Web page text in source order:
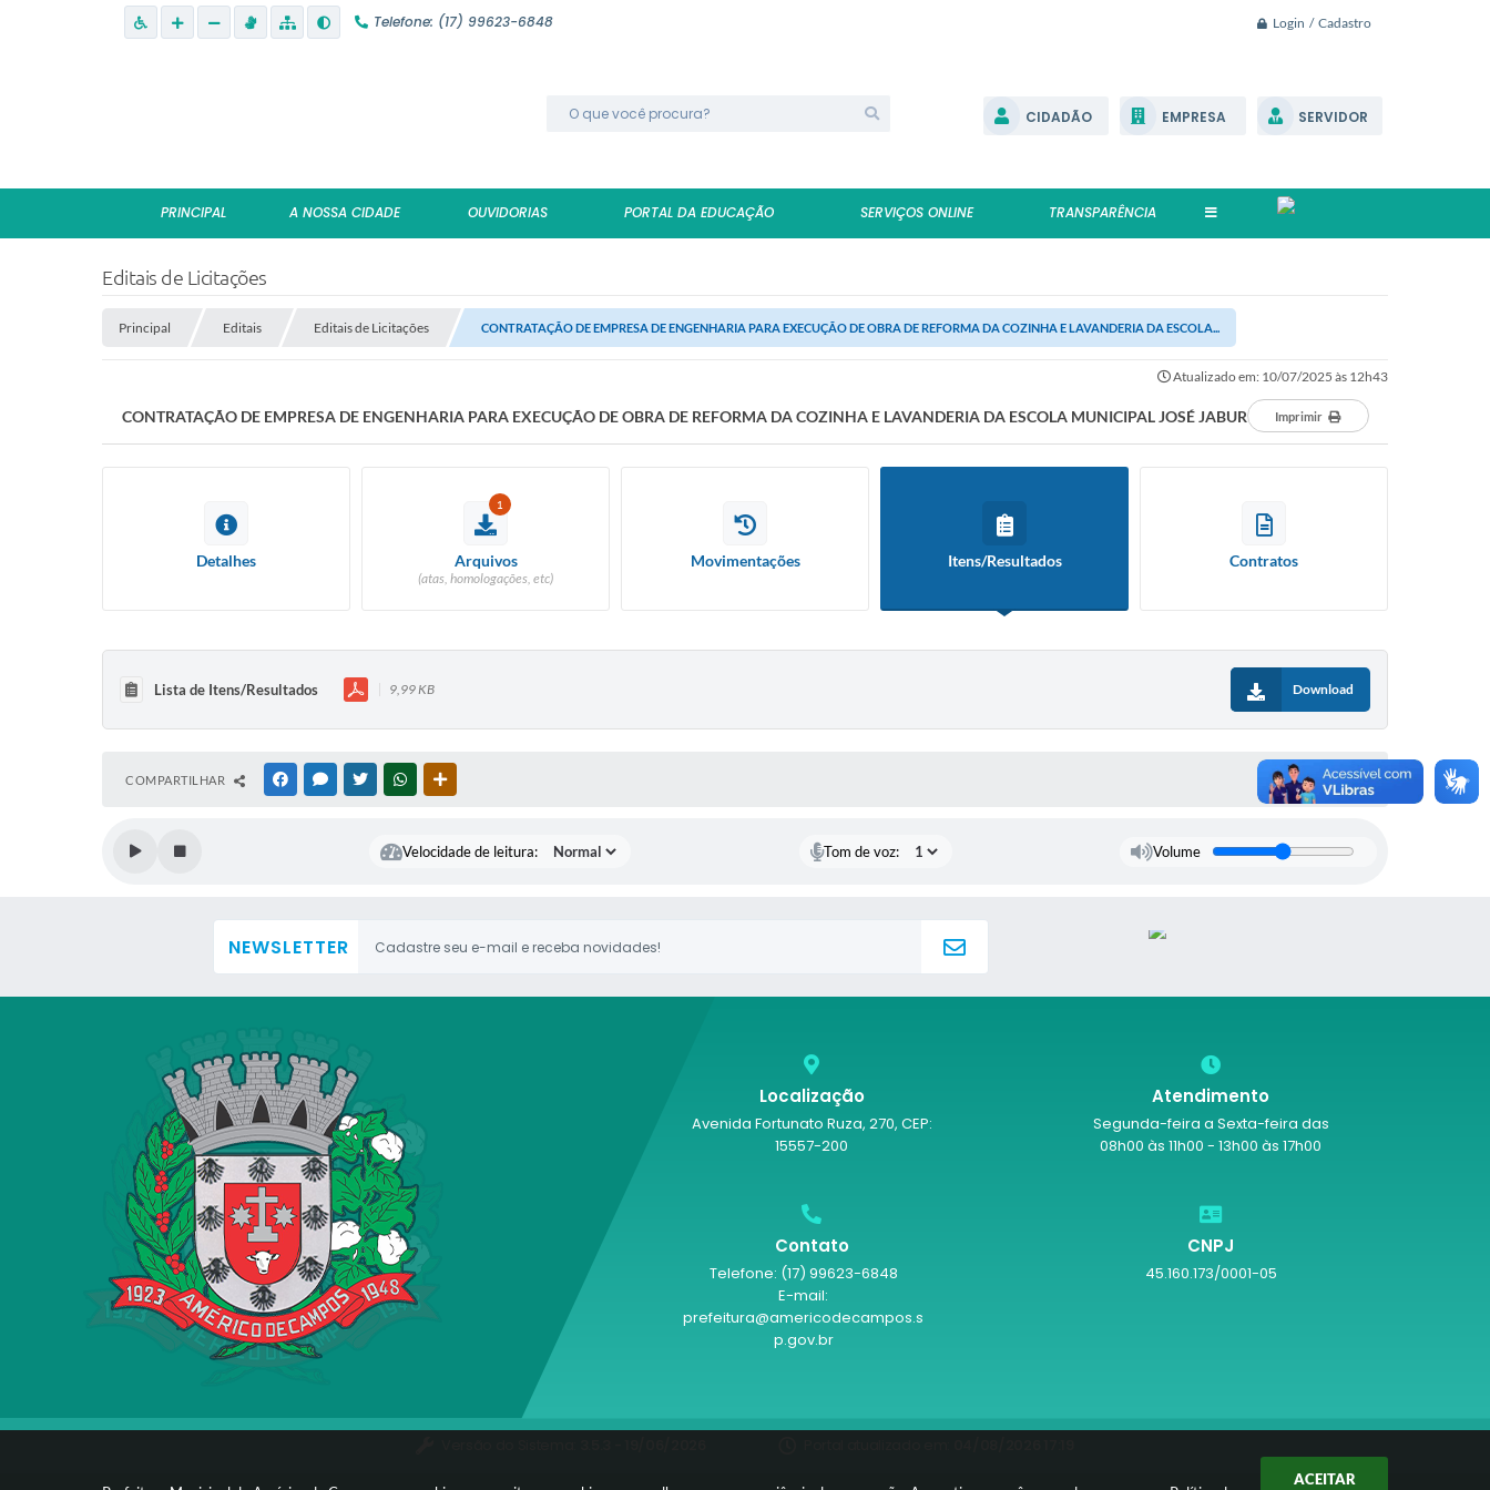
ACEITAR
Login / Cadastro
Telefone: (17) 99623-6848
CIDADÃO EMPRESA SERVIDOR
PRINCIPAL A NOSSA CIDADE OUVIDORIAS PORTAL DA EDUCAÇÃO SERVIÇOS ONLINE TRANSPARÊNCIA
Editais de Licitações
Principal Editais Editais de Licitações CONTRATAÇÃO DE EMPRESA DE ENGENHARIA PARA EXECUÇÃO DE OBRA DE REFORMA DA COZINHA E LAVANDERIA DA ESCOLA...
Atualizado em: 10/07/2025 às 12h43
CONTRATAÇÃO DE EMPRESA DE ENGENHARIA PARA EXECUÇÃO DE OBRA DE REFORMA DA COZINHA E LAVANDERIA DA ESCOLA MUNICIPAL JOSÉ JABUR Imprimir
Detalhes
1
Arquivos
(atas, homologações, etc)
Movimentações Itens/Resultados Contratos
Lista de Itens/Resultados 9,99 KB Download
COMPARTILHAR FACEBOOKMESSENGER
TWITTERWHATSAPP
Velocidade de leitura: Tom de voz: Volume
NEWSLETTER
Atendimento
Segunda-feira a Sexta-feira das
08h00 às 11h00 - 13h00 às 17h00
CNPJ
45.160.173/0001-05
Localização
Avenida Fortunato Ruza, 270, CEP:
15557-200
Contato
Telefone: (17) 99623-6848
E-mail:
prefeitura@americodecampos.s
p.gov.br